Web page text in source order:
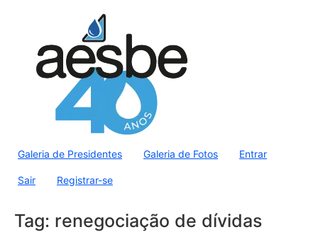
Galeria de Presidentes Galeria de Fotos Entrar
Sair Registrar-se
Tag: renegociação de dívidas